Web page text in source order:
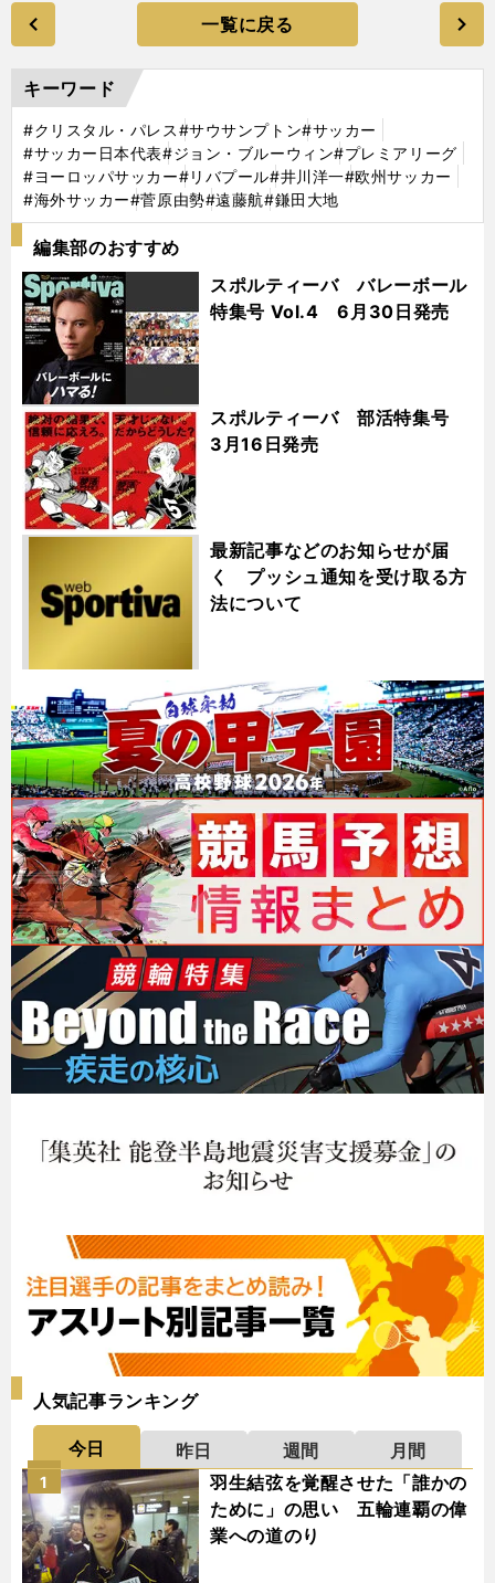
一覧に戻る
キーワード
#クリスタル・パレス#サウサンプトン#サッカー
#サッカー日本代表#ジョン・ブルーウィン#プレミアリーグ
#ヨーロッパサッカー#リバプール#井川洋一#欧州サッカー
#海外サッカー#菅原由勢#遠藤航#鎌田大地
編集部のおすすめ
スポルティーバ バレーボール
特集号 Vol.4 6月30日発売
スポルティーバ 部活特集号
3月16日発売
最新記事などのお知らせが届
く プッシュ通知を受け取る方
法について
人気記事ランキング
今日 昨日 週間
月間
羽生結弦を覚醒させた「誰かの
ために」の思い 五輪連覇の偉
業への道のり
1